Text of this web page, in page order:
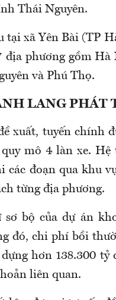
Thái Nguyên.
tại xã Yên Bài (TP
địa phương gồm
và Phú Thọ.
LANG PHÁT
xuất, tuyến chính
mô 4 làn xe.
các đoạn qua khu
từng địa phương.
bộ của dự án
đó, chi phí bồi
hơn 138.300
liên quan.